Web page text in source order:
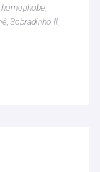
,
, Sobradinho II,